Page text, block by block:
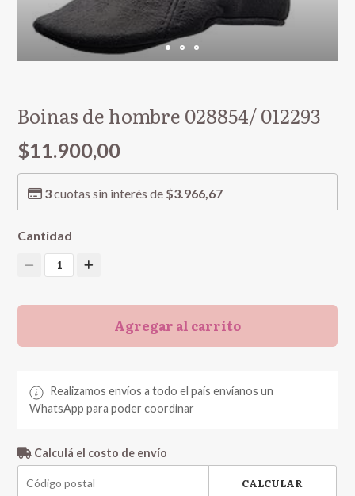
Boinas de hombre 028854/ 012293
$11.900,00
3cuotas sin interés de $3.966,67
Cantidad
1
Agregar al carrito
Realizamos envíos a todo el país envíanos un
WhatsApp para poder coordinar
Calculá el costo de envío
CALCULAR